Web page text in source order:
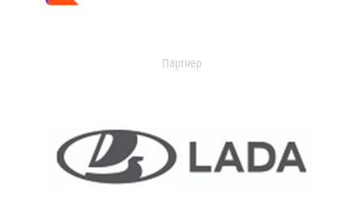
Партнер